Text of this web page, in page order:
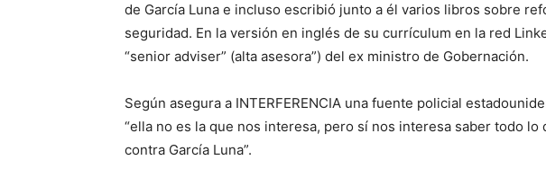
de García Luna e incluso escribió junto a él varios libros sobre
seguridad. En la versión en inglés de su currículum en la red
“senior adviser” (alta asesora”) del ex ministro de Gobernación.
Según asegura a INTERFERENCIA una fuente policial
“ella no es la que nos interesa, pero sí nos interesa saber todo lo
contra García Luna”.